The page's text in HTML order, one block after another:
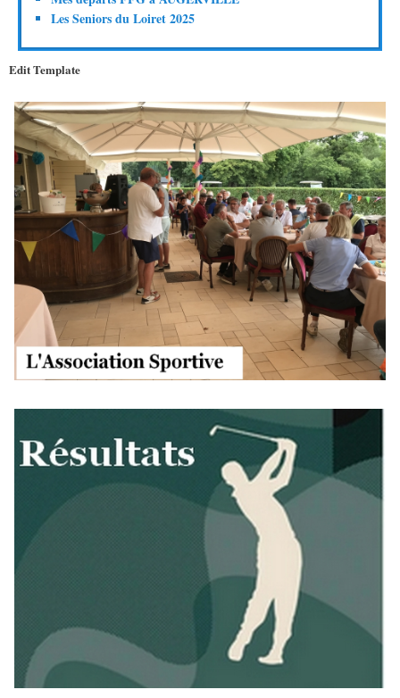
Les Seniors du Loiret 2025
Edit Template